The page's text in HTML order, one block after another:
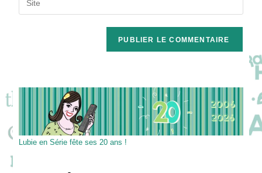
comment
address
l’URL
Lubie en Série fête ses 20 ans !